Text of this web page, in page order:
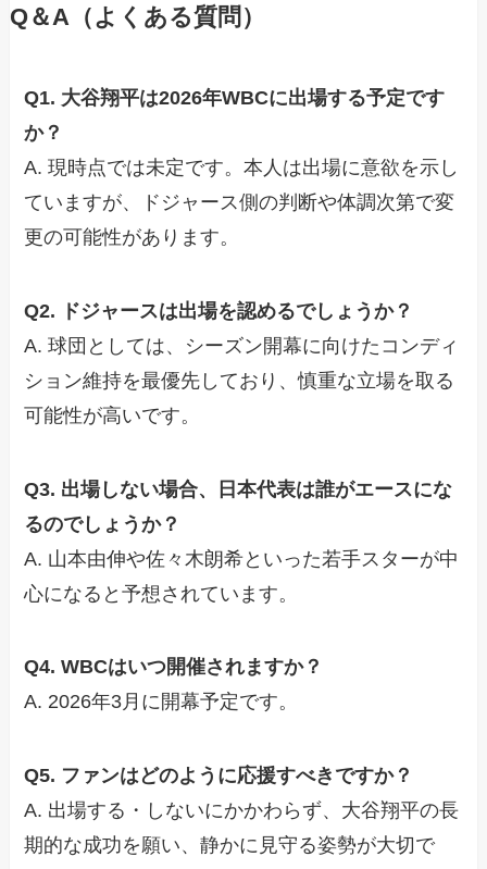
Q＆A（よくある質問）
Q1. 大谷翔平は2026年WBCに出場する予定です
か？
A. 現時点では未定です。本人は出場に意欲を示し
ていますが、ドジャース側の判断や体調次第で変
更の可能性があります。
Q2. ドジャースは出場を認めるでしょうか？
A. 球団としては、シーズン開幕に向けたコンディ
ション維持を最優先しており、慎重な立場を取る
可能性が高いです。
Q3. 出場しない場合、日本代表は誰がエースにな
るのでしょうか？
A. 山本由伸や佐々木朗希といった若手スターが中
心になると予想されています。
Q4. WBCはいつ開催されますか？
A. 2026年3月に開幕予定です。
Q5. ファンはどのように応援すべきですか？
A. 出場する・しないにかかわらず、大谷翔平の長
期的な成功を願い、静かに見守る姿勢が大切で